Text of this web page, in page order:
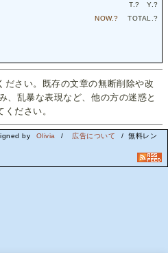
T.? Y.?
NOW.? TOTAL.?
ださい。既存の文章の無断削除や改
、乱暴な表現など、他の方の迷惑と
ださい。
by Olivia / 広告について
/ 無料レン